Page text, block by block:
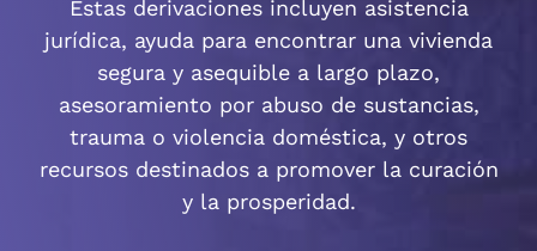
Estas derivaciones incluyen asistencia
jurídica, ayuda para encontrar una vivienda
segura y asequible a largo plazo,
asesoramiento por abuso de sustancias,
trauma o violencia doméstica, y otros
recursos destinados a promover la curación
y la prosperidad.